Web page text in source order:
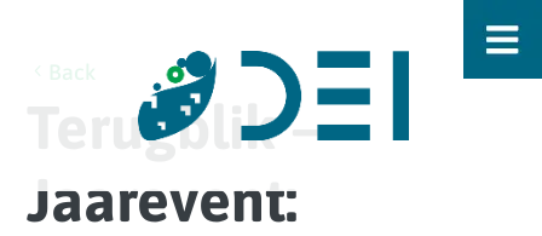
Back
Terugblik –
Jaarevent: